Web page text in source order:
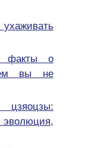
факты о
вы не